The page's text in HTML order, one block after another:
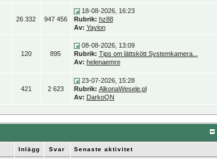
26 332 947 456
18-08-2026, 16:23
Rubrik: hz88
Av: Yaylon
120 895
08-08-2026, 13:09
Rubrik: Tips om lättskött Systemkamera...
Av: helenaemre
421 2 623
23-07-2026, 15:28
Rubrik: AlkonaWesele.pl
Av: DarkoQN
Inlägg Svar Senaste aktivitet